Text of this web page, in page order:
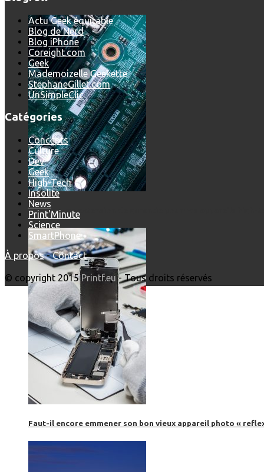
Prendre une extension de garantie pour vos appareils high-
Faut-il encore emmener son bon vieux appareil photo «
Actu Geek équitable
Blog de Nerd
Blog iPhone
Coreight.com
Geek
Mademoizelle Geekette
StephaneGillet.com
UnSimpleClic
Catégories
Concepts
Culture
Dev
Geek
High-Tech
Insolite
News
Print'Minute
Science
SmartPhone
À propos-Contact
© copyright 2015Printf.eu- Tous droits réservés